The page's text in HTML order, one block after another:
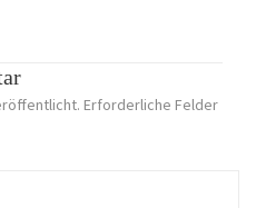
Erforderliche Felder